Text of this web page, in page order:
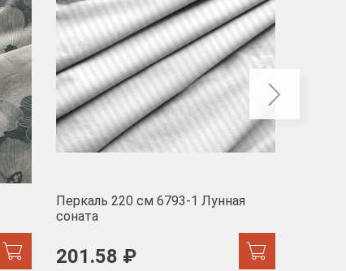
Перкаль 220 см 6793-1 Лунная
соната
201.58 ₽